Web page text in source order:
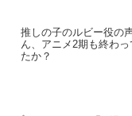
推しの子のルビー役の
ん、アニメ2期も終わ
たか？